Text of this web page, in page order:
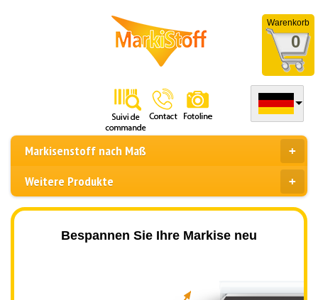
Warenkorb
0
Markisenstoff nach Maß
Weitere Produkte
Bespannen Sie Ihre Markise neu